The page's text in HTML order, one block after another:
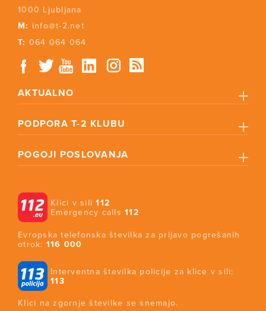
1000 Ljubljana
M: info@t-2.net
T: 064 064 064
AKTUALNO
PODPORA T-2 KLUBU
POGOJI POSLOVANJA
Klici v sili112
Emergency calls112
Evropska telefonska številka za prijavo pogrešanih
otrok: 116 000
Interventna številka policije za klice v sili:
113
Klici na zgornje številke se snemajo.